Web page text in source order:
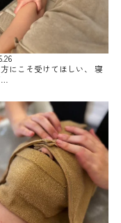
にこそ受けてほしい、 寝